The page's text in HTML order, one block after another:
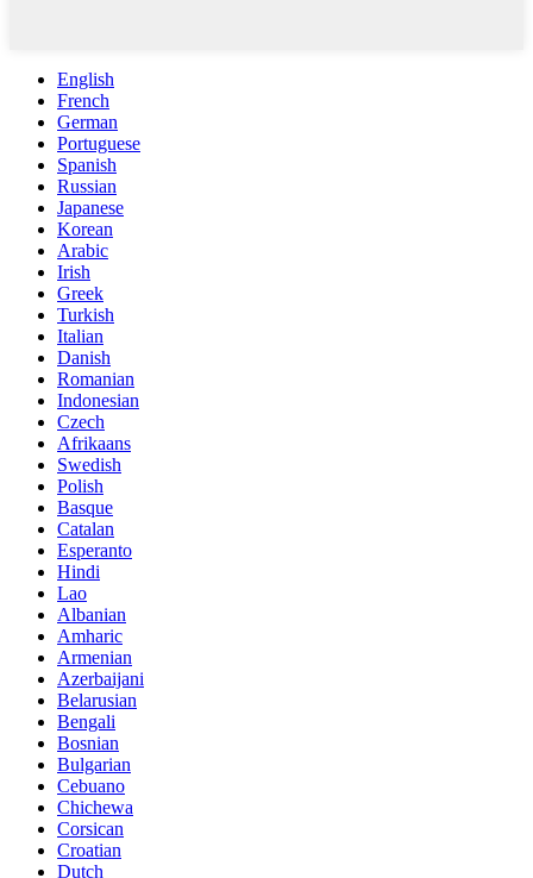
English
French
German
Portuguese
Spanish
Russian
Japanese
Korean
Arabic
Irish
Greek
Turkish
Italian
Danish
Romanian
Indonesian
Czech
Afrikaans
Swedish
Polish
Basque
Catalan
Esperanto
Hindi
Lao
Albanian
Amharic
Armenian
Azerbaijani
Belarusian
Bengali
Bosnian
Bulgarian
Cebuano
Chichewa
Corsican
Croatian
Dutch